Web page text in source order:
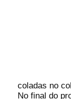
coladas no
No final do